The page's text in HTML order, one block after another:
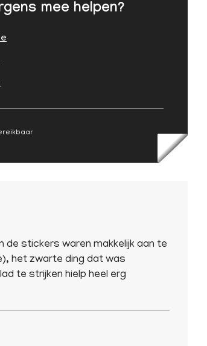
mee helpen?
de stickers waren makkelijk aan te
het zwarte ding dat was
te strijken hielp heel erg